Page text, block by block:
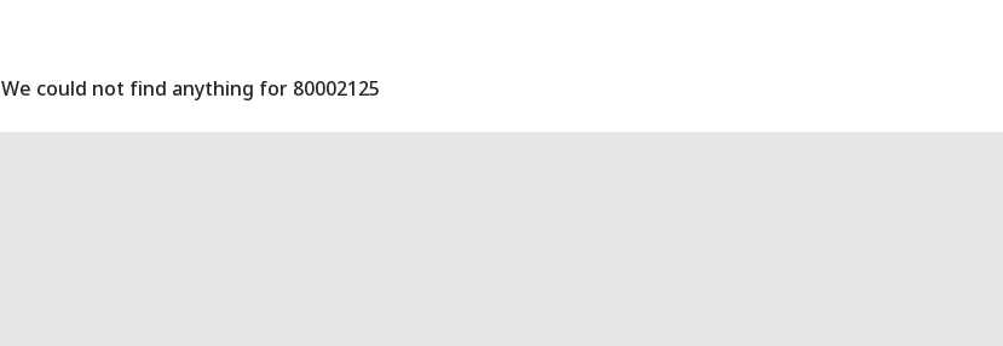
We could not find anything for 80002125